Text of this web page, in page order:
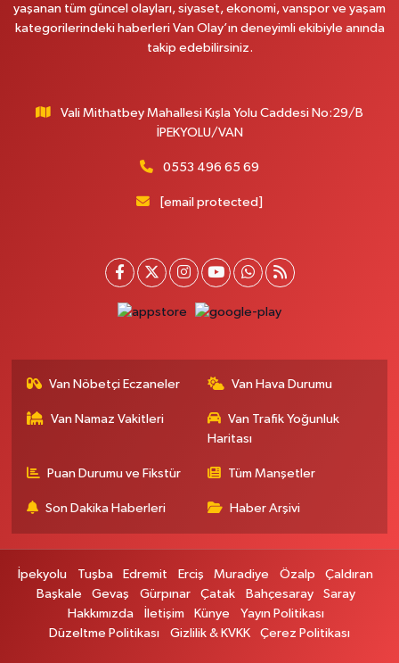
Yiğit Eczanesi
SERHAT MAHALLESİ CUMHURİYET BULVARI VAN AVM YANI NO:137
ECIVILCOCUKMAGAZASIKARSISI
0 (542) 384 45 20 Yol Tarifi Al
HALK EĞİTİM MERKEZİ KARŞ.NO:1C
0 (537) 031 18 82 Yol Tarifi Al
0 (432) 412 23 33 Yol Tarifi Al
ŞEHİT JANDARMA BİNBAŞI CESUR MAH. VALİ MÜNİR KARALOĞLU
CADDESİ NO:18
Yol Tarifi Al
yaşanan tüm güncel olayları, siyaset, ekonomi, vanspor ve yaşam
kategorilerindeki haberleri Van Olay’ın deneyimli ekibiyle anında
takip edebilirsiniz.
Vali Mithatbey Mahallesi Kışla Yolu Caddesi No:29/B
İPEKYOLU/VAN
0553 496 65 69
[email protected]
Van Nöbetçi Eczaneler Van Hava Durumu
Van Namaz Vakitleri
Van Trafik Yoğunluk
Haritası
Puan Durumu ve Fikstür Tüm Manşetler
Son Dakika Haberleri Haber Arşivi
İpekyolu Tuşba Edremit Erciş Muradiye Özalp
Çaldıran
Başkale
Gevaş Gürpınar Çatak Bahçesaray
Saray
Hakkımızda
İletişim Künye
Yayın Politikası
Düzeltme Politikası
Gizlilik & KVKK Çerez Politikası